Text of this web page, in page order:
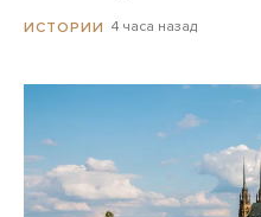
ИСТОРИИ 4 часа назад